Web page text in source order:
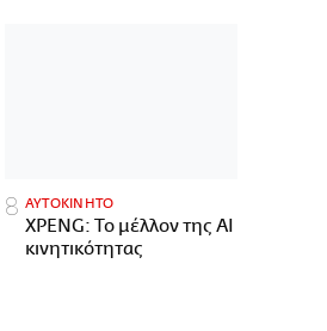
ΑΥΤΟΚΙΝΗΤΟ
XPENG: Το μέλλον της AI
κινητικότητας